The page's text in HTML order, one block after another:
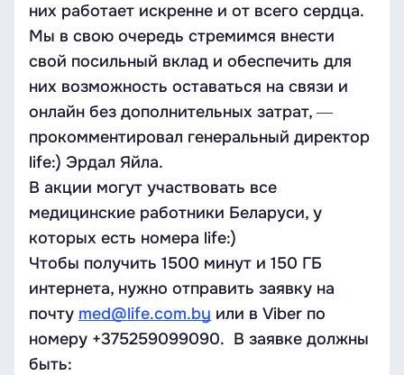
них работает искренне и от всего сердца.
Мы в свою очередь стремимся внести
свой посильный вклад и обеспечить для
них возможность оставаться на связи и
онлайн без дополнительных затрат, ―
прокомментировал генеральный директор
life:) Эрдал Яйла.
В акции могут участвовать все
медицинские работники Беларуси, у
которых есть номера life:)
Чтобы получить 1500 минут и 150 ГБ
интернета, нужно отправить заявку на
почту med@life.com.by или в Viber по
номеру +375259099090. В заявке должны
быть: